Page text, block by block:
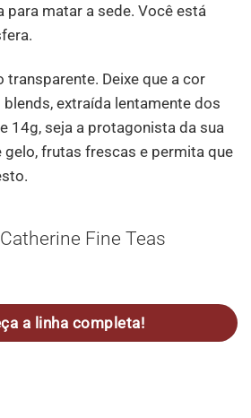
para matar a sede. Você está
transparente. Deixe que a cor
extraída lentamente dos
14g, seja a protagonista da sua
frutas frescas e permita que
Fine Teas
a linha completa!